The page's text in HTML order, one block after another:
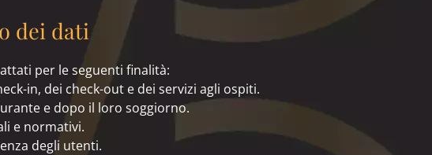
dei dati
per le seguenti finalità:
in, dei check-out e dei servizi agli ospiti.
e dopo il loro soggiorno.
e normativi.
degli utenti.